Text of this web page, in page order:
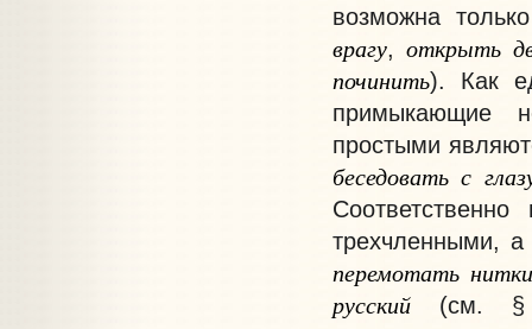
возможна
врагу, открыть
починить). Как
примыкающие
простыми
беседовать с
трехчленными,
перемотать
русский(см.